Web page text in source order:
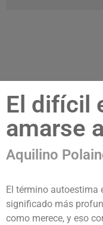
El difícil
amarse
Aquilino
El término autoestima
significado más
como merece, y eso